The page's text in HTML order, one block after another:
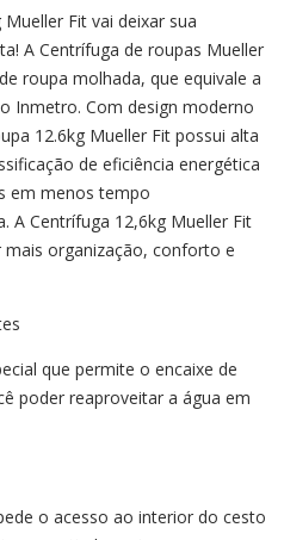
Fit vai deixar sua
A Centrífuga de roupas Mueller
roupa molhada, que equivale a
Inmetro. Com design moderno
12.6kg Mueller Fit possui alta
de eficiência energética
em menos tempo
A Centrífuga 12,6kg Mueller Fit
organização, conforto e
que permite o encaixe de
poder reaproveitar a água em
o acesso ao interior do cesto